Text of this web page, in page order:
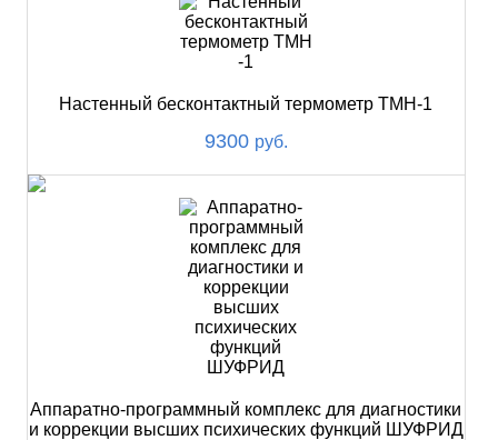
Настенный бесконтактный термометр ТМН-1
9300 руб.
Аппаратно-программный комплекс для диагностики
и коррекции высших психических функций ШУФРИД